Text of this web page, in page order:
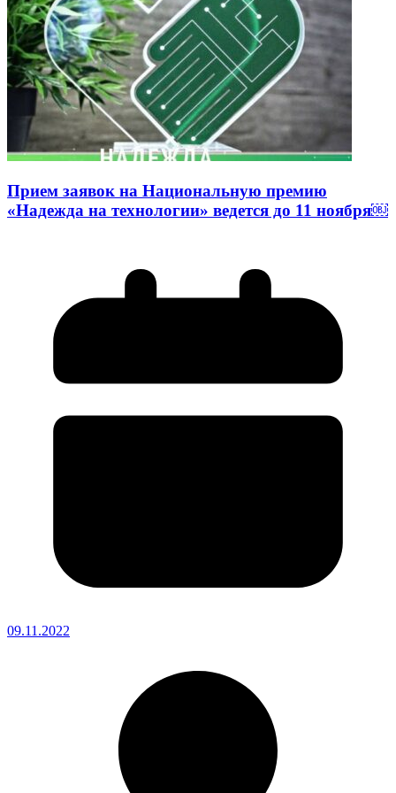
Прием заявок на Национальную премию
«Надежда на технологии» ведется до 11 ноября￼
09.11.2022